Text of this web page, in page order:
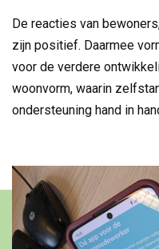
De reacties van
zijn positief. Daarmee
voor de verdere
woonvorm, waarin
ondersteuning hand in